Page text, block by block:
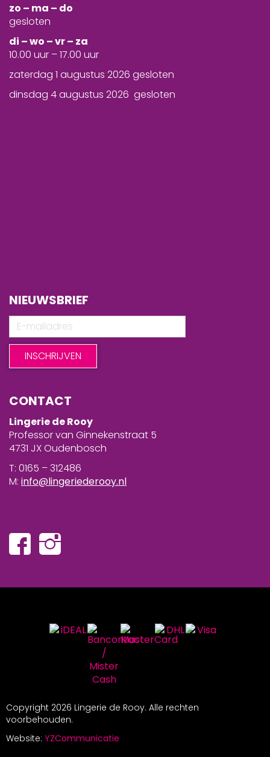
zo – ma – do
gesloten
di – wo – vr – za
10.00 uur – 17.00 uur
zaterdag 1 augustus 2026 gesloten
dinsdag 4 augustus 2026 gesloten
NIEUWSBRIEF
CONTACT
Lingerie de Rooy
Professor van Ginnekenstraat 5
4731 JX Oudenbosch
T: 0165 – 312486
M: info@lingeriederooy.nl
Copyright 2026 Lingerie de Rooy. Alle rechten
voorbehouden.
Website: YZCommunicatie